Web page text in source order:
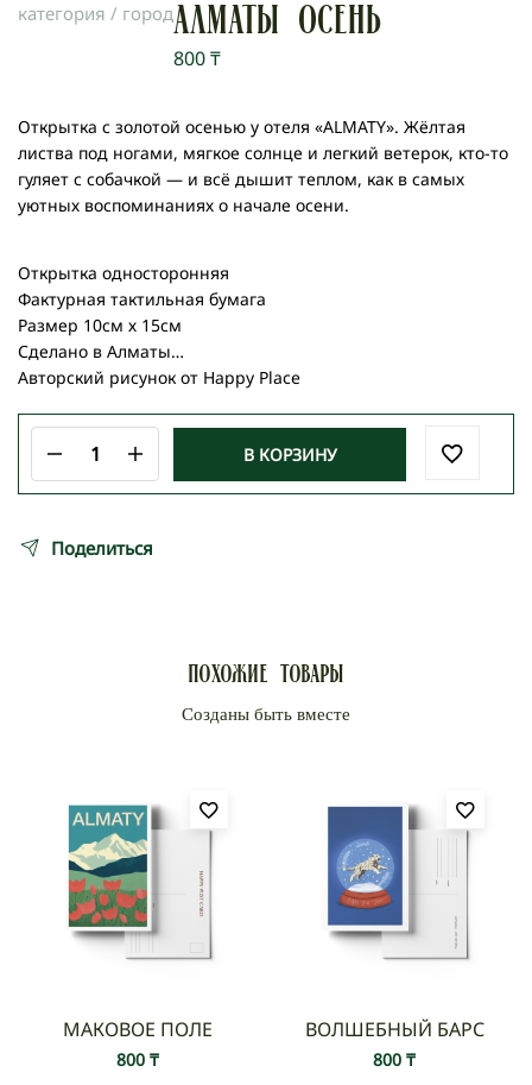
категория / городАЛМАТЫ ОСЕНЬ
800₸
Открытка с золотой осенью у отеля «ALMATY». Жёлтая
листва под ногами, мягкое солнце и легкий ветерок, кто-то
гуляет с собачкой — и всё дышит теплом, как в самых
уютных воспоминаниях о начале осени.
Открытка односторонняя
Фактурная тактильная бумага
Размер 10см х 15см
Сделано в Алматы
Авторский рисунок от Happy Place
Количество
товара
АЛМАТЫ
В КОРЗИНУ
Поделиться
Похожие товары
МАКОВОЕ ПОЛЕ
800 ₸
ВОЛШЕБНЫЙ БАРС
800₸